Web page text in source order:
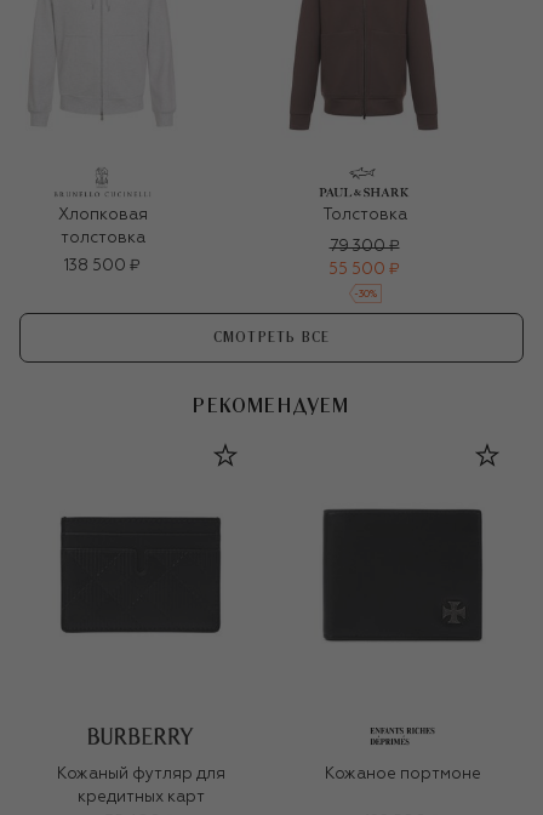
Хлопковая
толстовка
138 500 ₽
Толстовка
79 300 ₽
55 500 ₽
-30%
СМОТРЕТЬ ВСЕ
РЕКОМЕНДУЕМ
Кожаный футляр для
кредитных карт
Кожаное портмоне